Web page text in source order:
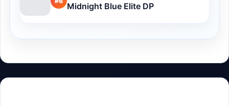
Midnight Blue Elite DP